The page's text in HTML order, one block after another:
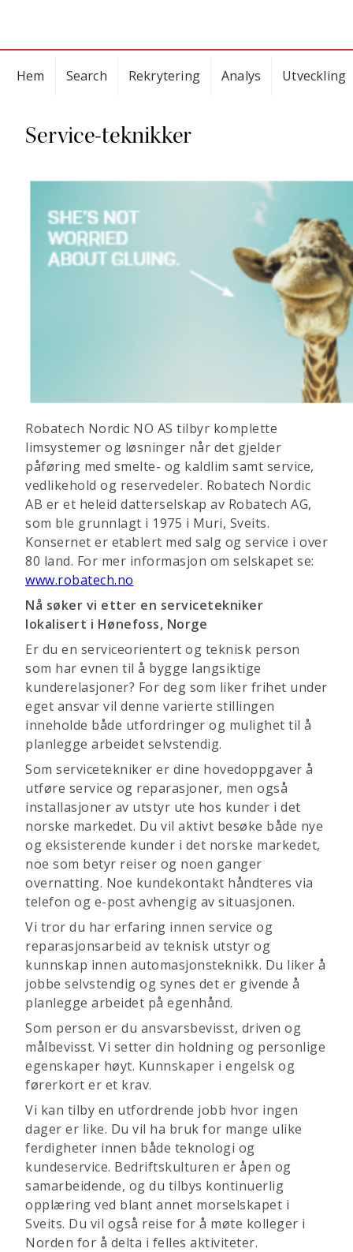
Hem Search Rekrytering Analys Utveckling
Service-teknikker
Robatech Nordic NO AS tilbyr komplette
limsystemer og løsninger når det gjelder
påføring med smelte- og kaldlim samt service,
vedlikehold og reservedeler. Robatech Nordic
AB er et heleid datterselskap av Robatech AG,
som ble grunnlagt i 1975 i Muri, Sveits.
Konsernet er etablert med salg og service i over
80 land. For mer informasjon om selskapet se:
www.robatech.no
Nå søker vi etter en servicetekniker
lokalisert i Hønefoss, Norge
Er du en serviceorientert og teknisk person
som har evnen til å bygge langsiktige
kunderelasjoner? For deg som liker frihet under
eget ansvar vil denne varierte stillingen
inneholde både utfordringer og mulighet til å
planlegge arbeidet selvstendig.
Som servicetekniker er dine hovedoppgaver å
utføre service og reparasjoner, men også
installasjoner av utstyr ute hos kunder i det
norske markedet. Du vil aktivt besøke både nye
og eksisterende kunder i det norske markedet,
noe som betyr reiser og noen ganger
overnatting. Noe kundekontakt håndteres via
telefon og e-post avhengig av situasjonen.
Vi tror du har erfaring innen service og
reparasjonsarbeid av teknisk utstyr og
kunnskap innen automasjonsteknikk. Du liker å
jobbe selvstendig og synes det er givende å
planlegge arbeidet på egenhånd.
Som person er du ansvarsbevisst, driven og
målbevisst. Vi setter din holdning og personlige
egenskaper høyt. Kunnskaper i engelsk og
førerkort er et krav.
Vi kan tilby en utfordrende jobb hvor ingen
dager er like. Du vil ha bruk for mange ulike
ferdigheter innen både teknologi og
kundeservice. Bedriftskulturen er åpen og
samarbeidende, og du tilbys kontinuerlig
opplæring ved blant annet morselskapet i
Sveits. Du vil også reise for å møte kolleger i
Norden for å delta i felles aktiviteter.